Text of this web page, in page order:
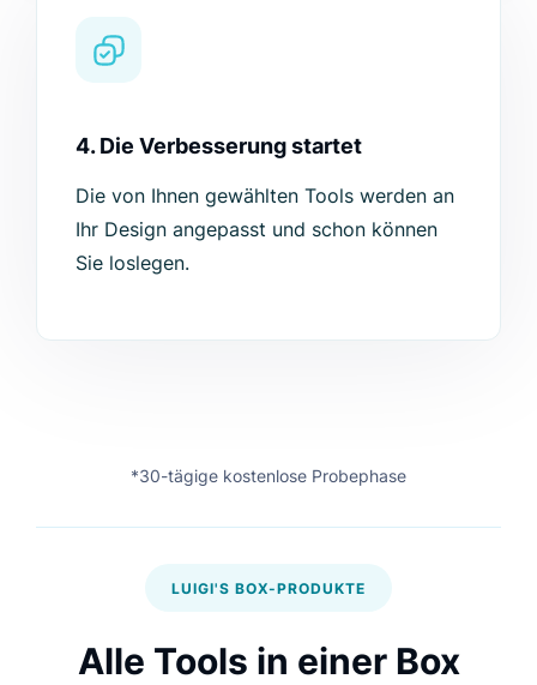
4. Die Verbesserung startet
Die von Ihnen gewählten Tools werden an
Ihr Design angepasst und schon können
Sie loslegen.
*30-tägige kostenlose Probephase
LUIGI'S BOX-PRODUKTE
Alle Tools in einer Box